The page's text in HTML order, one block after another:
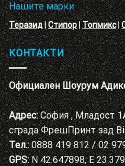
Нашите марки
Теразид|Стипор|Топмикс|
КОНТАКТИ
Официален Шоурум
Адрес:София , Младост
сграда ФрешПринт зад
Тел.:0888 419 812 / 02
GPS:N 42.647898, E